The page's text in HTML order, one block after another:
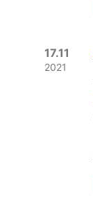
17.11
2021